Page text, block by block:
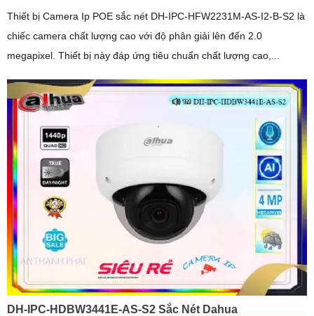
Thiết bị Camera Ip POE sắc nét DH-IPC-HFW2231M-AS-I2-B-S2 là
chiếc camera chất lượng cao với độ phân giải lên đến 2.0
megapixel. Thiết bị này đáp ứng tiêu chuẩn chất lượng cao,...
DH-IPC-HDBW3441E-AS-S2 Sắc Nét Dahua